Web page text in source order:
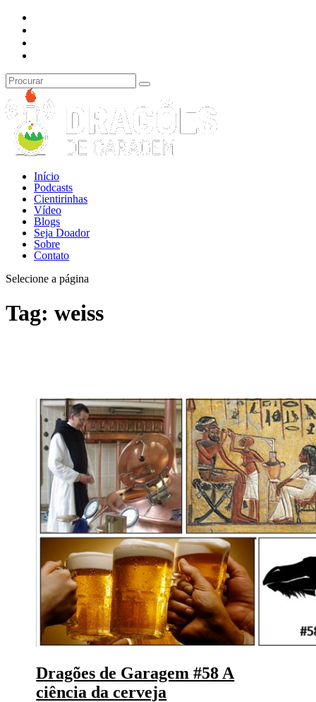
Início
Podcasts
Cientirinhas
Vídeo
Blogs
Seja Doador
Sobre
Contato
Selecione a página
Tag: weiss
Dragões de Garagem #58 A
ciência da cerveja